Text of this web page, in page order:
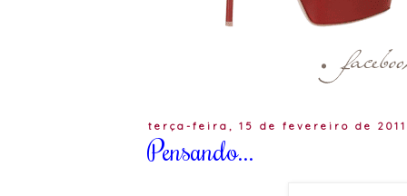
terça-feira, 15 de fevereiro de 2011
Pensando...